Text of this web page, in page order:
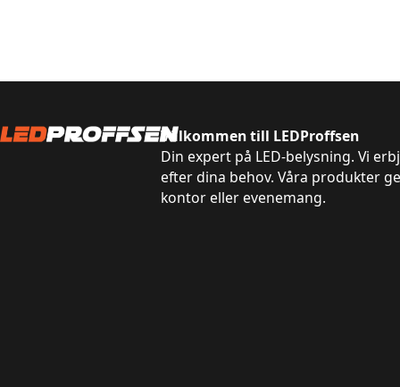
Välkommen till LEDProffsen
Din expert på LED-belysning. Vi
efter dina behov. Våra produkter
kontor eller evenemang.